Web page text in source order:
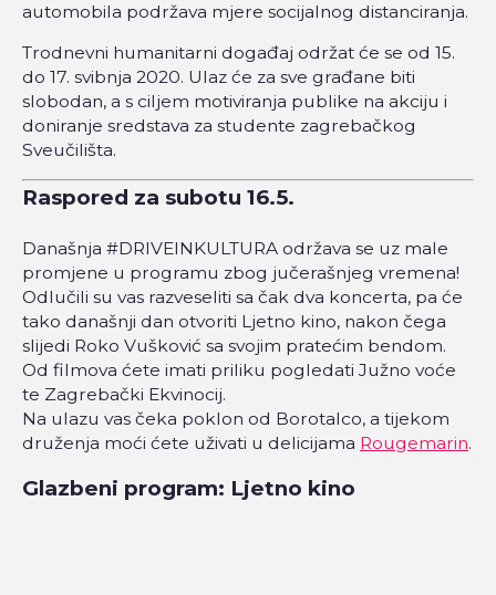
automobila podržava mjere socijalnog distanciranja.
Trodnevni humanitarni događaj održat će se od 15.
do 17. svibnja 2020. Ulaz će za sve građane biti
slobodan, a s ciljem motiviranja publike na akciju i
doniranje sredstava za studente zagrebačkog
Sveučilišta.
Raspored za subotu 16.5.
Današnja #DRIVEINKULTURA održava se uz male
promjene u programu zbog jučerašnjeg vremena!
Odlučili su vas razveseliti sa čak dva koncerta, pa će
tako današnji dan otvoriti Ljetno kino, nakon čega
slijedi Roko Vušković sa svojim pratećim bendom.
Od filmova ćete imati priliku pogledati Južno voće
te Zagrebački Ekvinocij.
Na ulazu vas čeka poklon od Borotalco, a tijekom
druženja moći ćete uživati u delicijama Rougemarin.
Glazbeni program: Ljetno kino